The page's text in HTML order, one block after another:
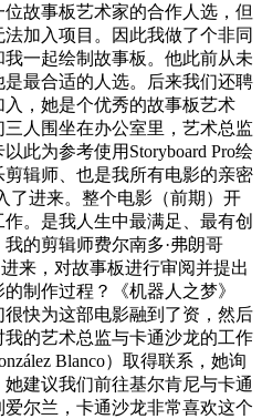
故事板艺术家的合作人选，但
加入项目。因此我做了个非同
一起绘制故事板。他此前从未
最合适的人选。后来我们还聘
入，她是个优秀的故事板艺术
人围坐在办公室里，艺术总监
此为参考使用Storyboard Pro绘
辑师、也是我所有电影的亲密
进来。整个电影（前期）开
。是我人生中最满足、最有创
的剪辑师费尔南多·弗朗哥
进来，对故事板进行审阅并提出
制作过程？《机器人之梦》
很快为这部电影融到了资，然后
的艺术总监与卡通沙龙的工作
Blanco）取得联系，她询
建议我们前往基尔肯尼与卡通
尔兰，卡通沙龙非常喜欢这个